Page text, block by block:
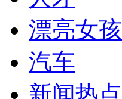
漂亮女孩
汽车
新闻热点